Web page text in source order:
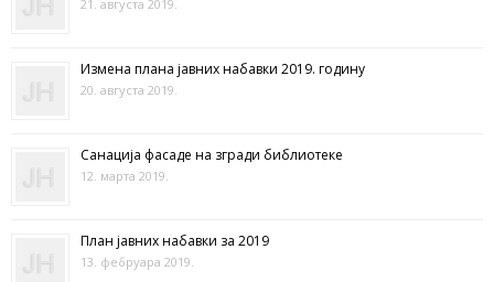
21. августа 2019.
Измена плана јавних набавки 2019. годину
20. августа 2019.
Санација фасаде на згради библиотеке
12. марта 2019.
План јавних набавки за 2019
13. фебруара 2019.